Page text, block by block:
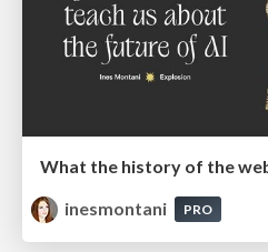
inesmontani
PRO